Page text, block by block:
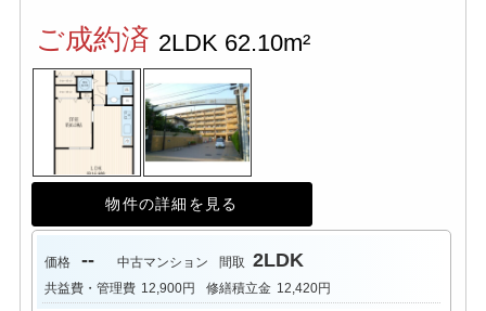
ご成約済 2LDK 62.10m²
物件の詳細を見る
価格 -- 中古マンション 間取 2LDK
共益費・管理費 12,900円 修繕積立金 12,420円